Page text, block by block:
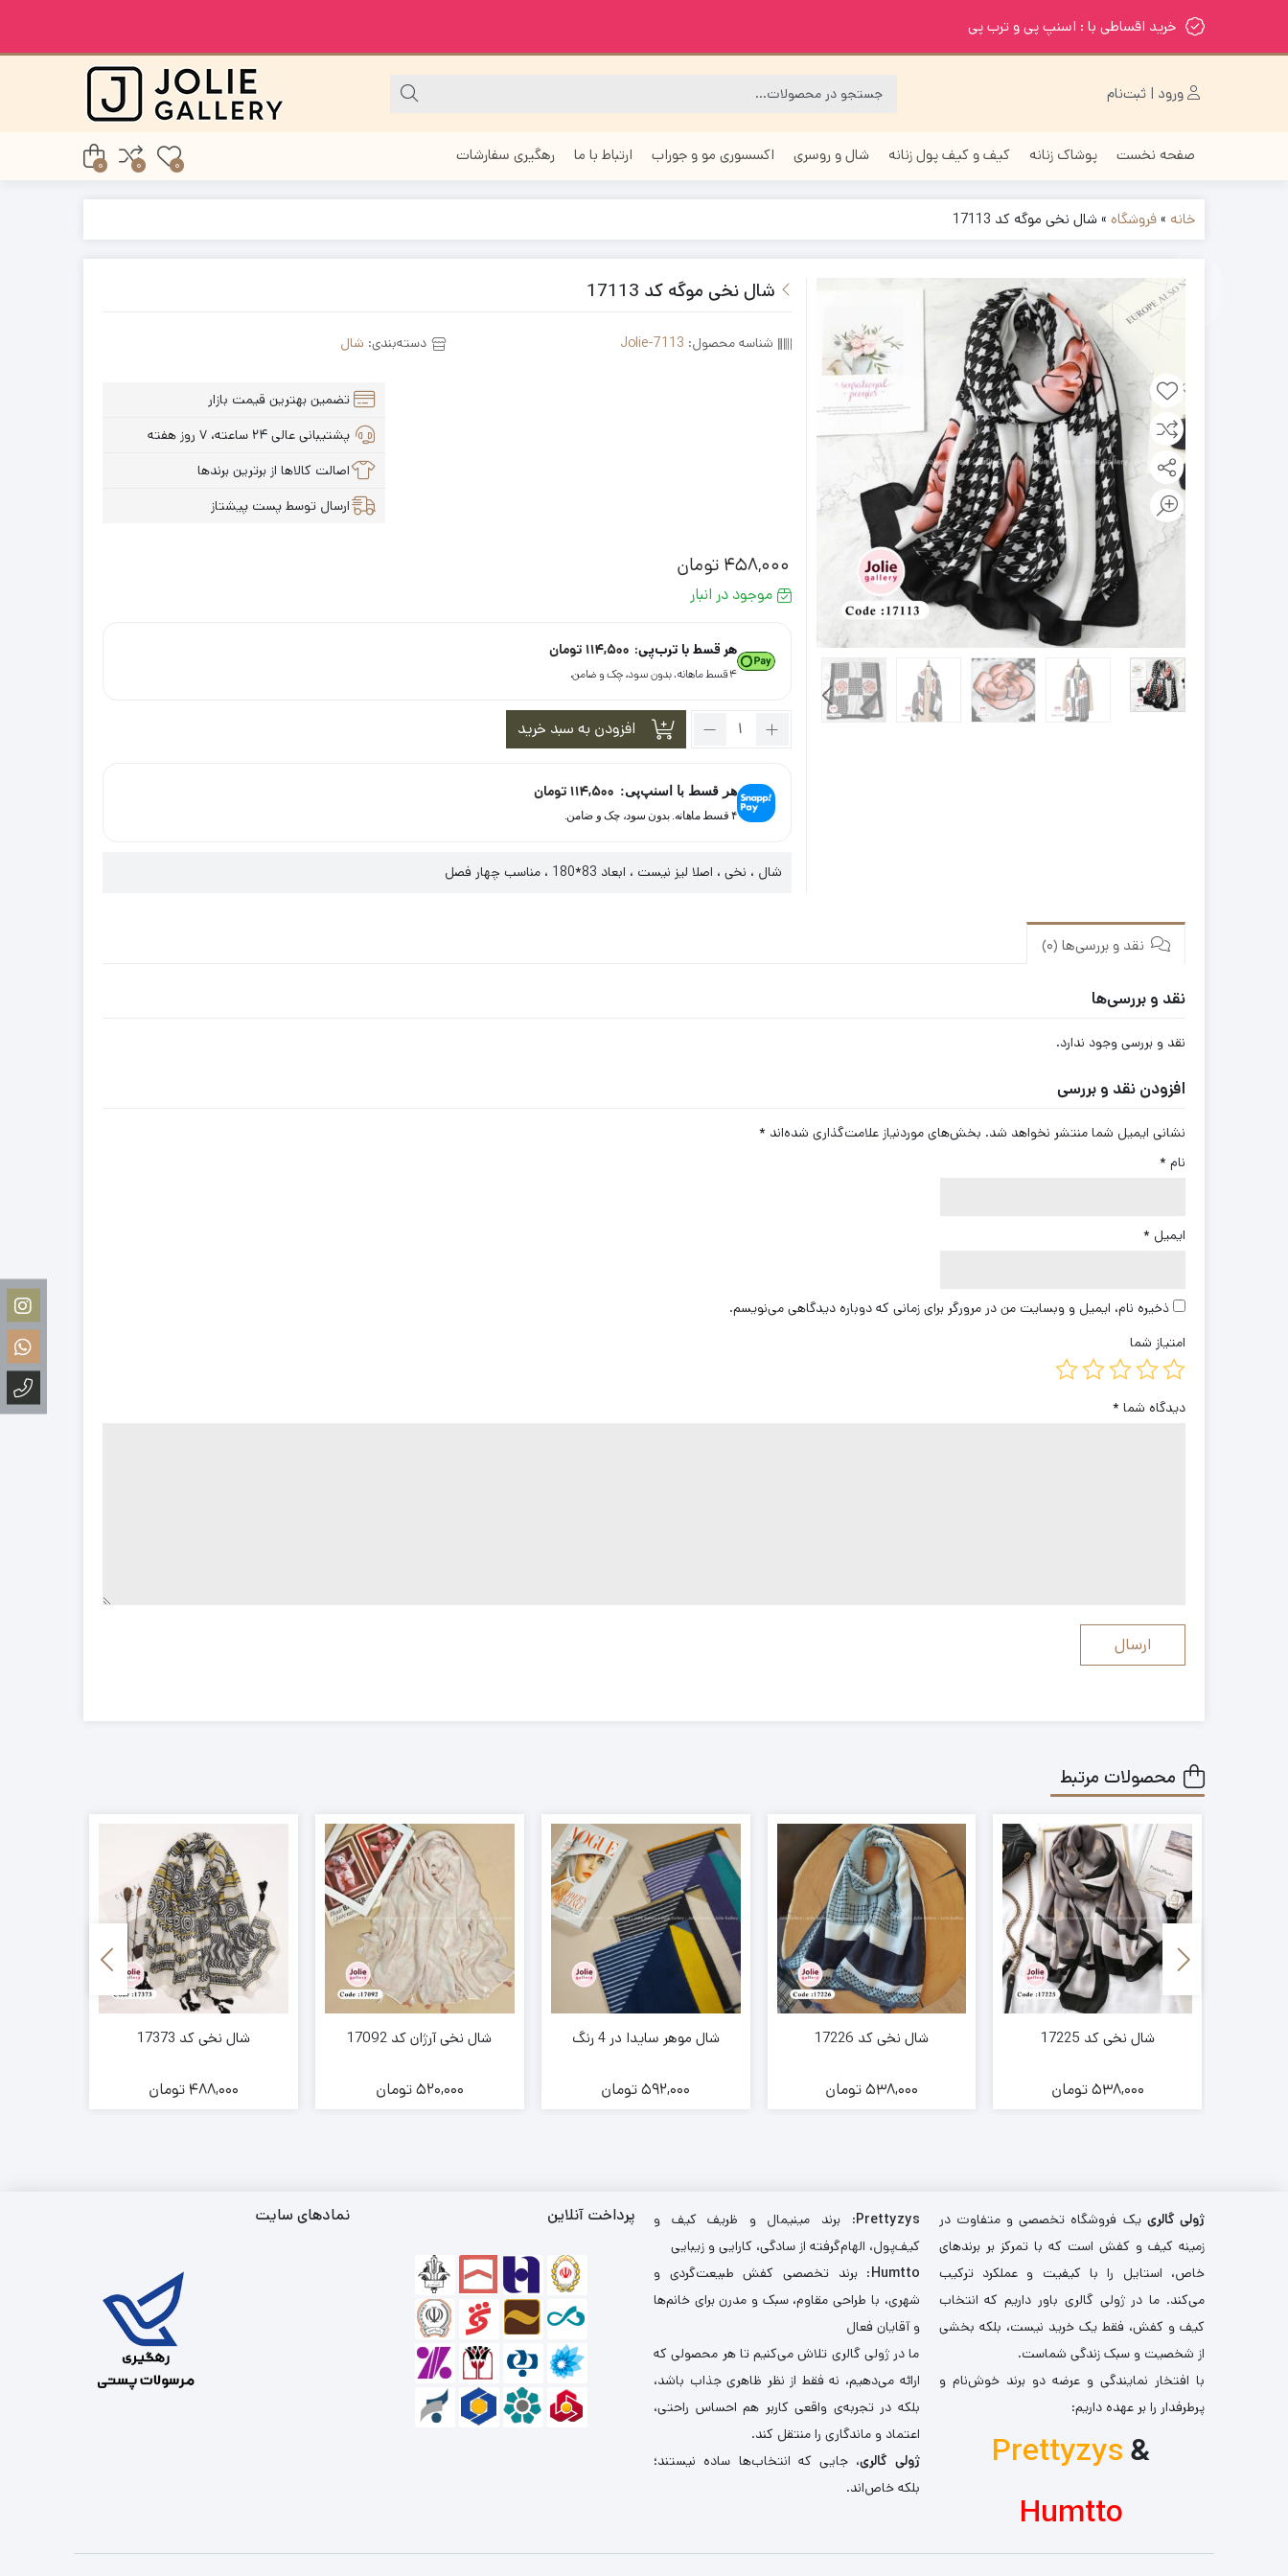
خرید اقساطی با : اسنپ پی و ترب پی
ورود | ثبت‌نام
صفحه نخست پوشاک زنانه کیف و کیف پول زنانه شال و روسری اکسسوری مو و جوراب ارتباط با ما رهگیری سفارشات
0
0
0
خانه »فروشگاه »شال نخی موگه کد 17113
شال نخی موگه کد 17113
شناسه محصول: Jolie-7113 دسته‌بندی: شال
تضمین بهترین قیمت بازار
پشتیبانی عالی ۲۴ ساعته، ۷ روز هفته
اصالت کالاها از برترین برندها
ارسال توسط پست پیشتاز
458,000 تومان
موجود در انبار
هر قسط با ترب‌پی: 114,500 تومان
۴ قسط ماهانه. بدون سود، چک و ضامن.
تعداد:
موگه
کد
17113
افزودن به سبد خرید
هر قسط با اسنپ‌پی: 114,500 تومان
۴ قسط ماهانه. بدون سود، چک و ضامن.
شال ، نخی ، اصلا لیز نیست ، ابعاد 83*180 ، مناسب چهار فصل
نقد و بررسی‌ها (0)
نقد و بررسی‌ها
نقد و بررسی وجود ندارد.
افزودن نقد و بررسی
نشانی ایمیل شما منتشر نخواهد شد. بخش‌های موردنیاز علامت‌گذاری شده‌اند *
نام *
ایمیل *
ذخیره نام، ایمیل و وبسایت من در مرورگر برای زمانی که دوباره دیدگاهی می‌نویسم.
امتیاز شما
دیدگاه شما *
محصولات مرتبط
شال نخی کد 17225
538,000تومان
شال نخی کد 17226
538,000تومان
شال موهر سایدا در 4 رنگ
592,000تومان
شال نخی آرژان کد 17092
520,000تومان
شال نخی کد 17373
488,000 تومان
ژولی گالری یک فروشگاه تخصصی و متفاوت در
زمینه کیف و کفش است که با تمرکز بر برندهای
خاص، استایل را با کیفیت و عملکرد ترکیب
می‌کند. ما در ژولی گالری باور داریم که انتخاب
کیف و کفش، فقط یک خرید نیست، بلکه بخشی
از شخصیت و سبک زندگی شماست.
با افتخار نمایندگی و عرضه دو برند خوش‌نام و
پرطرفدار را بر عهده داریم:
Prettyzys&
Humtto
Prettyzys: برند مینیمال و ظریف کیف و
کیف‌پول، الهام‌گرفته از سادگی، کارایی و زیبایی
Humtto: برند تخصصی کفش طبیعت‌گردی و
شهری، با طراحی مقاوم، سبک و مدرن برای خانم‌ها
و آقایان فعال
ما در ژولی گالری تلاش می‌کنیم تا هر محصولی که
ارائه می‌دهیم، نه فقط از نظر ظاهری جذاب باشد،
بلکه در تجربه‌ی واقعی کاربر هم احساس راحتی،
اعتماد و ماندگاری را منتقل کند.
ژولی گالری، جایی که انتخاب‌ها ساده نیستند؛
بلکه خاص‌اند.
پرداخت آنلاین نمادهای سایت